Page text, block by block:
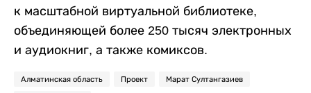
к масштабной виртуальной библиотеке,
объединяющей более 250 тысяч электронных
и аудиокниг, а также комиксов.
Алматинская область Проект Марат Султангазиев